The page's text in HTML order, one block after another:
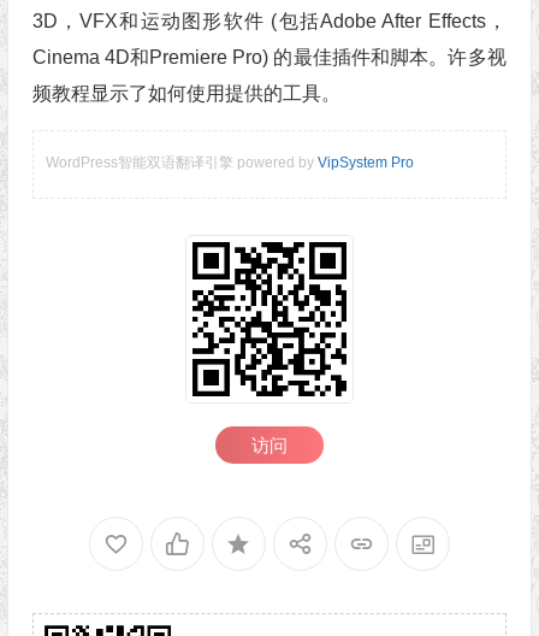
3D，VFX和运动图形软件 (包括Adobe After Effects，
Cinema 4D和Premiere Pro) 的最佳插件和脚本。许多视
频教程显示了如何使用提供的工具。
WordPress智能双语翻译引擎 powered by VipSystem Pro
访问